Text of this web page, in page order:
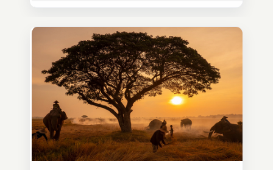
espacio para dos y ganas de hacer algo
especial por tu pareja. No tiene por
qué ser algo grandioso, pero sí algo
cálido y memorable.